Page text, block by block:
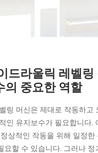
드라울릭 레벨링
의 중요한 역할
링 머신은 제대로 작동하고
인 유지보수가 필요합니다.
상적인 작동을 위해 일정한
요할 수 있습니다. 그러나 정